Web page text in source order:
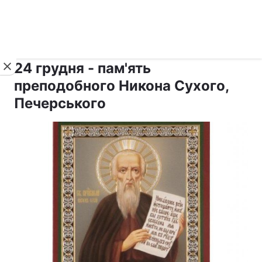
24 грудня - пам'ять
преподобного Никона Сухого,
Печерського